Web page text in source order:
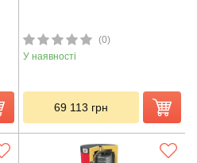
(0)
У наявності
69 113 грн